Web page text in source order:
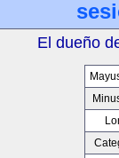
El dueño